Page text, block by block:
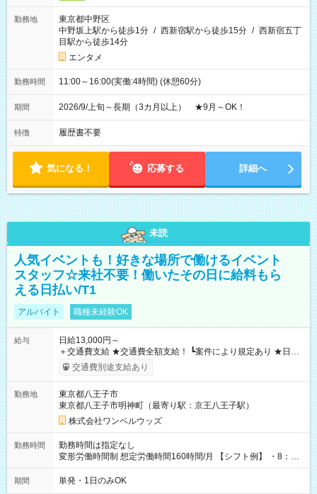
勤務地
東京都中野区
中野坂上駅から徒歩1分 / 西新宿駅から徒歩15分 / 西新宿五丁
目駅から徒歩14分
エンタメ
勤務時間 11:00～16:00(実働:4時間) (休憩60分)
期間 2026/9/上旬～長期（3カ月以上） ★9月～OK！
特徴 履歴書不要
気になる！ 応募する 詳細へ
未読
人気イベントも！好きな場所で働けるイベント
スタッフ☆来社不要！働いたその日に給料もら
える日払い/T1
アルバイト 職種未経験OK
給与
日給13,000円～
＋交通費支給 ★交通費全額支給！ ┗案件により規定あり ★日払
いOK！（規定あり） ┗働いたその日に現金GET♪ お仕事後はコ
ンビニATMから 日払い分を引き落とせます！ 【試用期間】試
交通費別途支給あり
勤務地
東京都八王子市
東京都八王子市明神町（最寄り駅：京王八王子駅）
株式会社ワンベルウッズ
勤務時間
勤務時間は指定なし
変形労働時間制 想定労働時間160時間/月 【シフト例】 ・8：00
～21：00
期間 単発・1日のみOK